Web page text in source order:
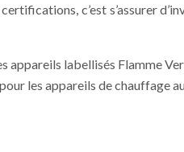
c’est s’assurer
appareils labellisés Flamme
les appareils de chauffage